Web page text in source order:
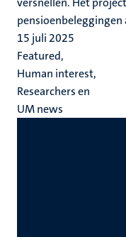
pensioenbeleggingen
15 juli 2025
Featured,
Human interest,
Researchers en
UM news